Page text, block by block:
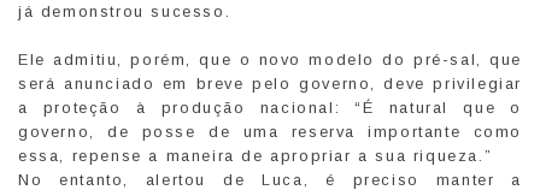
já demonstrou sucesso.
Ele admitiu, porém, que o novo modelo do pré-sal, que
será anunciado em breve pelo governo, deve privilegiar
a proteção à produção nacional: “É natural que o
governo, de posse de uma reserva importante como
essa, repense a maneira de apropriar a sua riqueza.”
No entanto, alertou de Luca, é preciso manter a